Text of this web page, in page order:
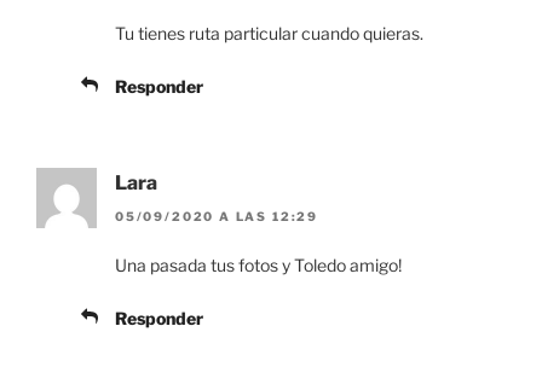
Tu tienes ruta particular cuando quieras.
Responder
Lara
05/09/2020 A LAS 12:29
Una pasada tus fotos y Toledo amigo!
Responder